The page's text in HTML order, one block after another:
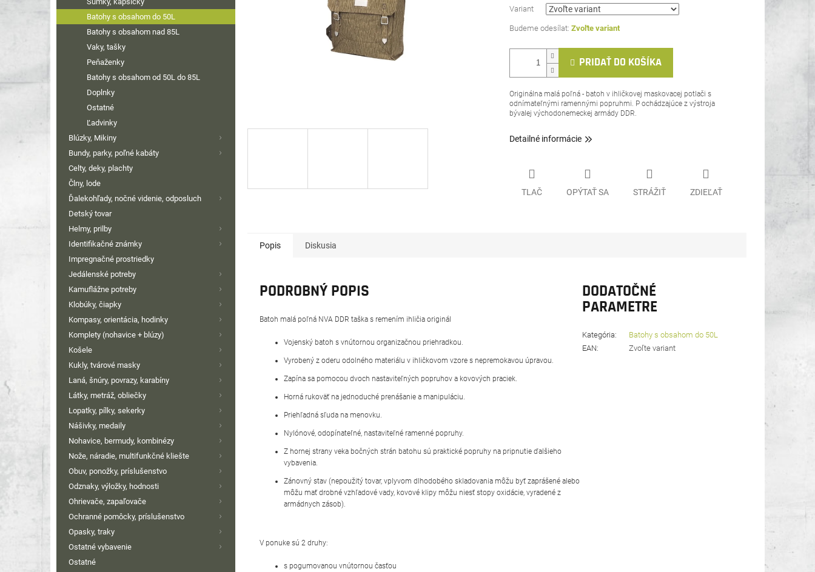
Batohy s obsahom do 50L
Batohy s obsahom nad 85L
Vaky, tašky
Peňaženky
Batohy s obsahom od 50L do 85L
Doplnky
Ostatné
Ľadvinky
Blúzky, Mikiny
Bundy, parky, poľné kabáty
Celty, deky, plachty
Člny, lode
Ďalekohľady, nočné videnie, odposluch
Detský tovar
Helmy, prilby
Identifikačné známky
Impregnačné prostriedky
Jedálenské potreby
Kamuflážne potreby
Klobúky, čiapky
Kompasy, orientácia, hodinky
Komplety (nohavice + blúzy)
Košele
Kukly, tvárové masky
Laná, šnúry, povrazy, karabíny
Látky, metráž, obliečky
Lopatky, pílky, sekerky
Nášivky, medaily
Nohavice, bermudy, kombinézy
Nože, náradie, multifunkčné kliešte
Obuv, ponožky, príslušenstvo
Odznaky, výložky, hodnosti
Ohrievače, zapaľovače
Ochranné pomôcky, príslušenstvo
Opasky, traky
Ostatné vybavenie
Ostatné
Variant
Zvoľte variant
PRIDAŤ DO KOŠÍKA
Originálna malá poľná - batoh v ihličkovej maskovacej potlači s
odnímateľnými ramennými popruhmi. P ochádzajúce z výstroja
bývalej východonemeckej armády DDR.
Detailné informácie
TLAČ OPÝTAŤ SA STRÁŽIŤ ZDIEĽAŤ
Popis Diskusia
PODROBNÝ POPIS
Batoh malá poľná NVA DDR taška s remením ihličia originál
Vojenský batoh s vnútornou organizačnou priehradkou.
Vyrobený z oderu odolného materiálu v ihličkovom vzore s nepremokavou úpravou.
Zapína sa pomocou dvoch nastaviteľných popruhov a kovových praciek.
Horná rukoväť na jednoduché prenášanie a manipuláciu.
Priehľadná sľuda na menovku.
Nylónové, odopínateľné, nastaviteľné ramenné popruhy.
Z hornej strany veka bočných strán batohu sú praktické popruhy na pripnutie ďalšieho
vybavenia.
Zánovný stav (nepoužitý tovar, vplyvom dlhodobého skladovania môžu byť zaprášené alebo
môžu mať drobné vzhľadové vady, kovové klipy môžu niesť stopy oxidácie, vyradené z
armádnych zásob).
V ponuke sú 2 druhy:
s pogumovanou vnútornou časťou
DODATOČNÉ
PARAMETRE
Kategória:
Batohy s obsahom do 50L
EAN: Zvoľte variant